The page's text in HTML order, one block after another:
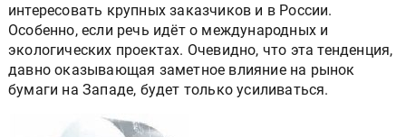
интересовать крупных заказчиков и в России.
Особенно, если речь идёт о международных и
экологических проектах. Очевидно, что эта тенденция,
давно оказывающая заметное влияние на рынок
бумаги на Западе, будет только усиливаться.